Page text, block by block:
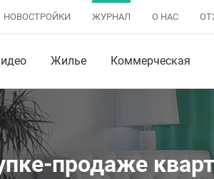
НОВОСТРОЙКИ ЖУРНАЛ О НАС
Жилье Коммерческая
продаже